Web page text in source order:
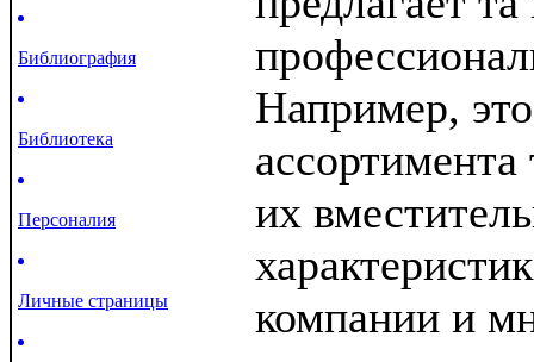
Библиография
Библиотека
Персоналия
Личные страницы
Например, это
ассортимента
их
компании и